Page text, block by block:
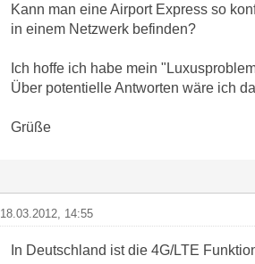
Kann man eine Airport Express so
in einem Netzwerk befinden?
Ich hoffe ich habe mein
Über potentielle Antworten wäre ich
Grüße
18.03.2012, 14:55
In Deutschland ist die 4G/LTE